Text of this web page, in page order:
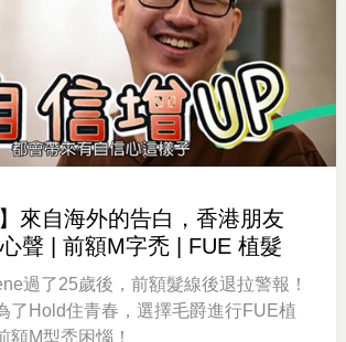
來自海外的告白，香港朋友
聲 | 前額M字禿 | FUE 植髮
過了25歲後，前額髮線後退拉警報！
了Hold住青春，選擇毛爵進行FUE植
額M型禿困惱！